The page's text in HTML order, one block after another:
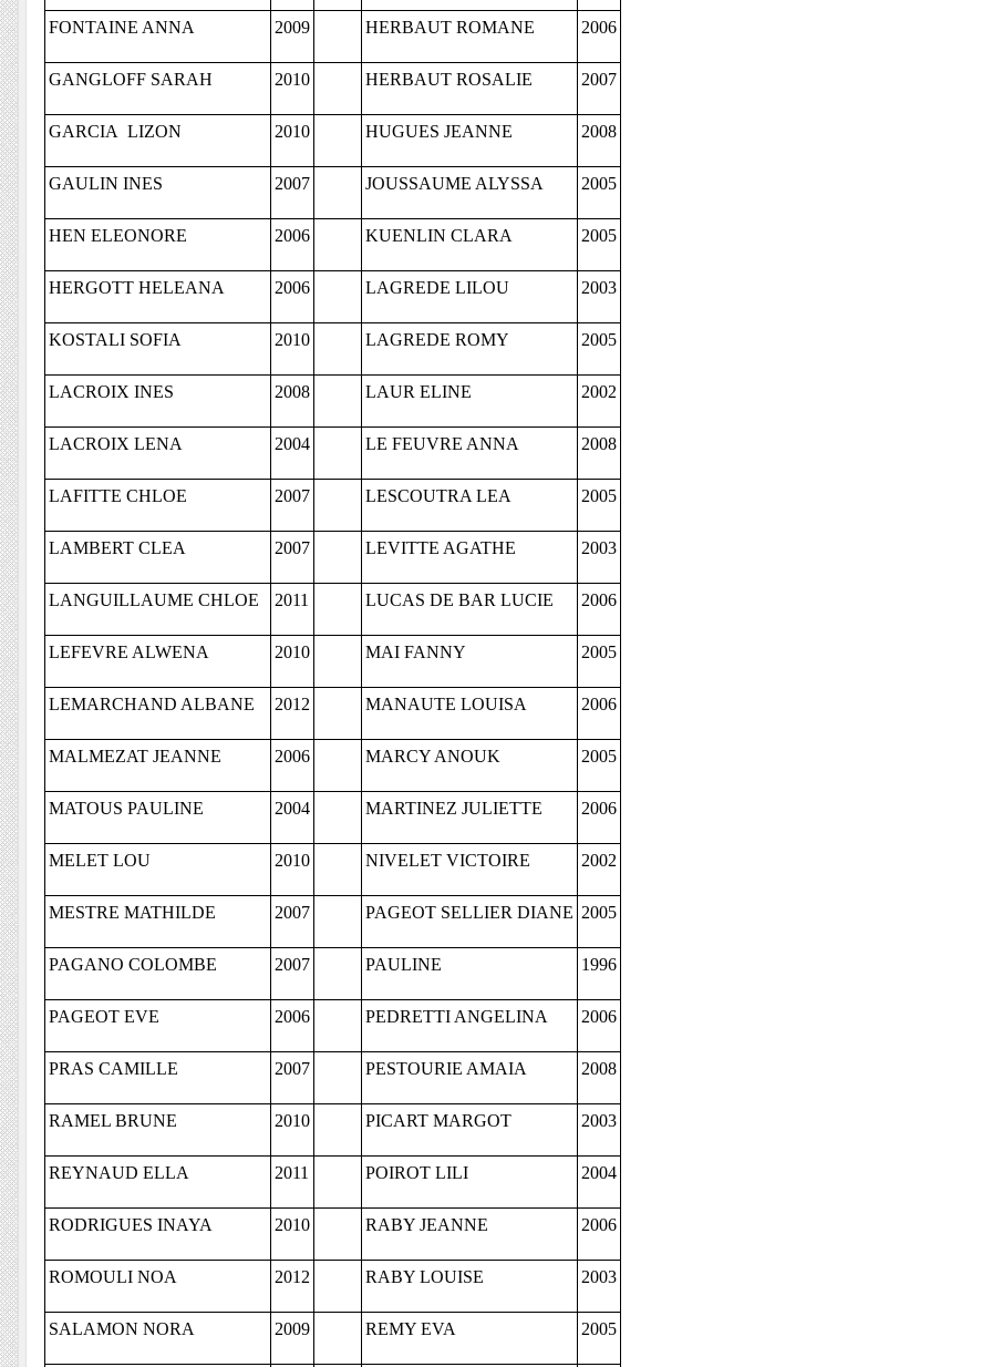
FONTAINE ANNA 2009 HERBAUT ROMANE 2006
GANGLOFF SARAH 2010 HERBAUT ROSALIE 2007
GARCIA LIZON 2010 HUGUES JEANNE 2008
GAULIN INES 2007 JOUSSAUME ALYSSA 2005
HEN ELEONORE 2006 KUENLIN CLARA 2005
HERGOTT HELEANA 2006 LAGREDE LILOU 2003
KOSTALI SOFIA 2010 LAGREDE ROMY 2005
LACROIX INES 2008 LAUR ELINE 2002
LACROIX LENA 2004 LE FEUVRE ANNA 2008
LAFITTE CHLOE 2007 LESCOUTRA LEA 2005
LAMBERT CLEA 2007 LEVITTE AGATHE 2003
LANGUILLAUME CHLOE 2011 LUCAS DE BAR LUCIE 2006
LEFEVRE ALWENA 2010 MAI FANNY 2005
LEMARCHAND ALBANE 2012 MANAUTE LOUISA 2006
MALMEZAT JEANNE 2006 MARCY ANOUK 2005
MATOUS PAULINE 2004 MARTINEZ JULIETTE 2006
MELET LOU 2010 NIVELET VICTOIRE 2002
MESTRE MATHILDE 2007 PAGEOT SELLIER DIANE 2005
PAGANO COLOMBE 2007 PAULINE 1996
PAGEOT EVE 2006 PEDRETTI ANGELINA 2006
PRAS CAMILLE 2007 PESTOURIE AMAIA 2008
RAMEL BRUNE 2010 PICART MARGOT 2003
REYNAUD ELLA 2011 POIROT LILI 2004
RODRIGUES INAYA 2010 RABY JEANNE 2006
ROMOULI NOA 2012 RABY LOUISE 2003
SALAMON NORA 2009 REMY EVA 2005